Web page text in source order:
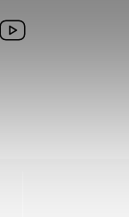
worldofchilli